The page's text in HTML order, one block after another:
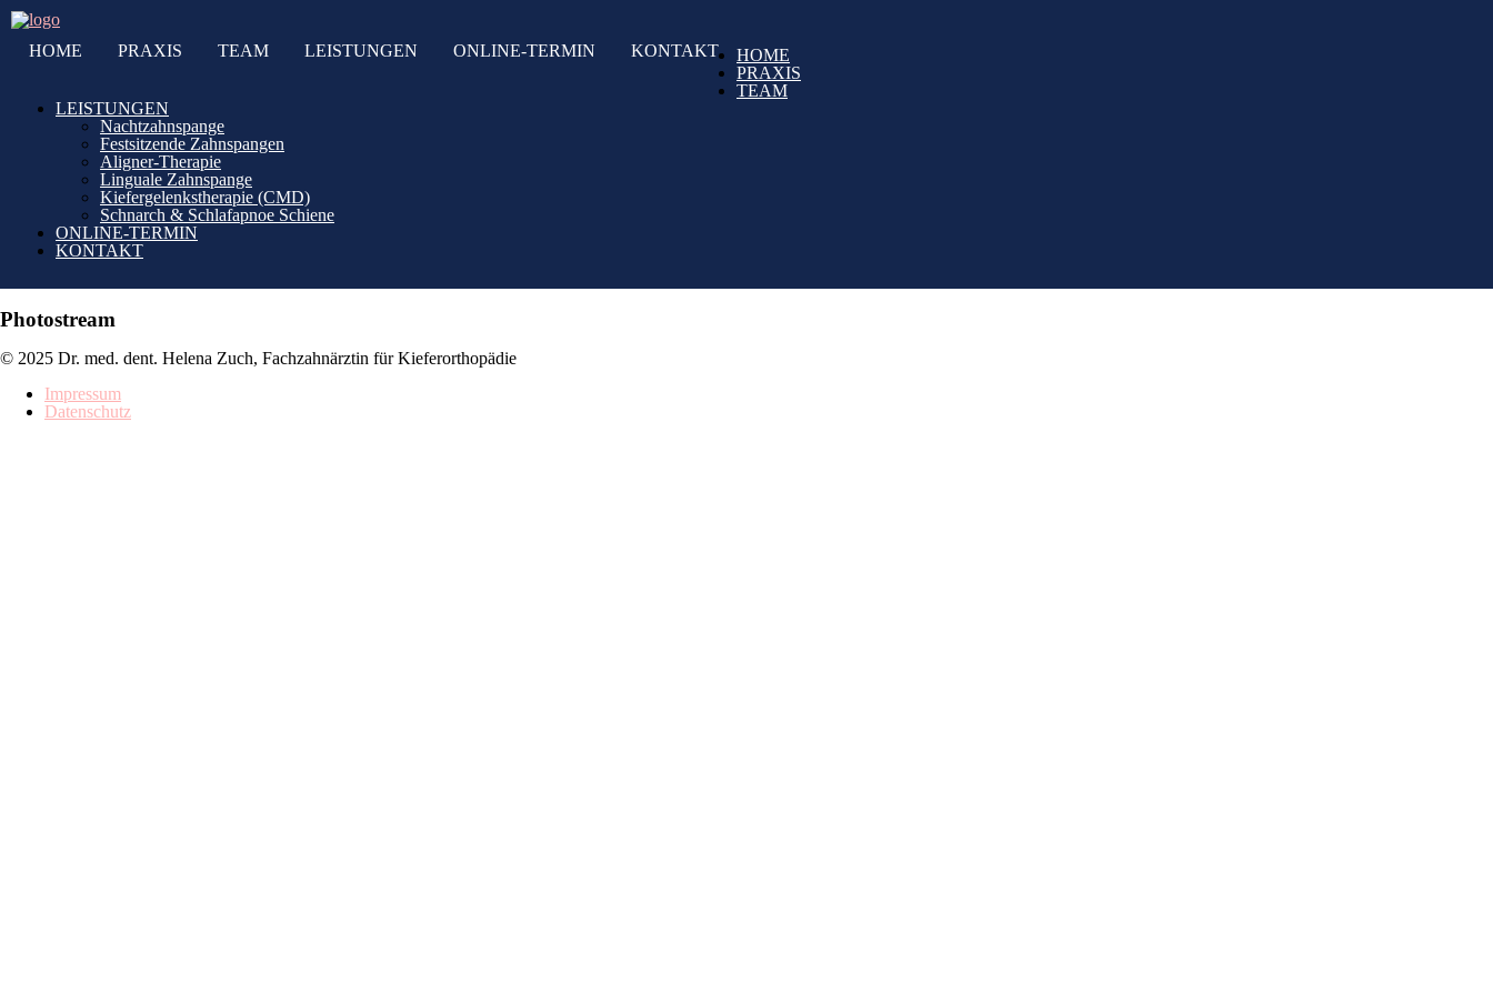
HOME PRAXIS TEAM LEISTUNGEN ONLINE-TERMIN KONTAKT
HOME
PRAXIS
TEAM
LEISTUNGEN
Nachtzahnspange
Festsitzende Zahnspangen
Aligner-Therapie
Linguale Zahnspange
Kiefergelenkstherapie (CMD)
Schnarch & Schlafapnoe Schiene
ONLINE-TERMIN
KONTAKT
Photostream
© 2025 Dr. med. dent. Helena Zuch, Fachzahnärztin für Kieferorthopädie
Impressum
Datenschutz